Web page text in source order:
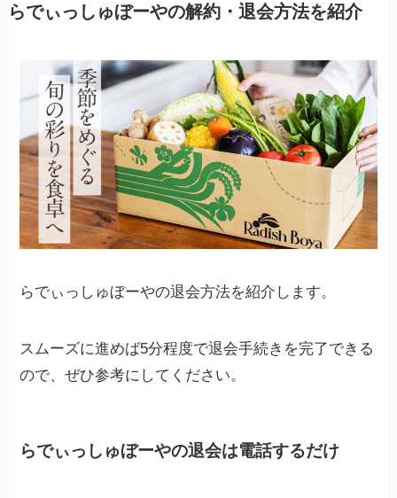
らでぃっしゅぼーやの解約・退会方法を紹介
らでぃっしゅぼーやの退会方法を紹介します。
スムーズに進めば5分程度で退会手続きを完了できる
ので、ぜひ参考にしてください。
らでぃっしゅぼーやの退会は電話するだけ